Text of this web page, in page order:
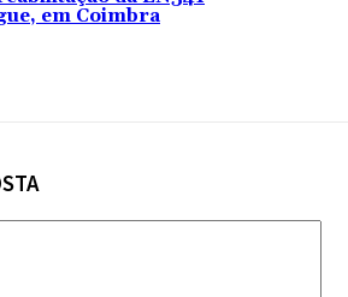
em Coimbra